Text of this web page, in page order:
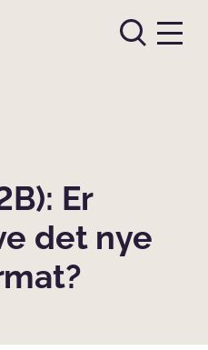
Er
det nye